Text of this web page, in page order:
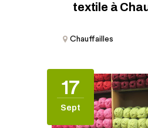
textile à
Chauffailles
17
Sept